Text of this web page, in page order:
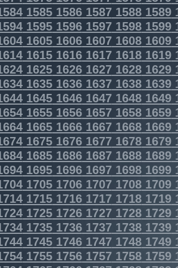
15851586158715881589
15951596159715981599
16051606160716081609
16151616161716181619
16251626162716281629
16351636163716381639
16451646164716481649
16551656165716581659
16651666166716681669
16751676167716781679
16851686168716881689
169516961697 16981699
170517061707 17081709
17151716171717181719
172517261727 17281729
173517361737 17381739
174517461747 17481749
175517561757 17581759